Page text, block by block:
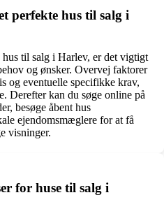
perfekte hus til salg i
til salg i Harlev, er det vigtigt
og ønsker. Overvej faktorer
og eventuelle specifikke krav,
Derefter kan du søge online på
besøge åbent hus
ejendomsmæglere for at få
visninger.
for huse til salg i